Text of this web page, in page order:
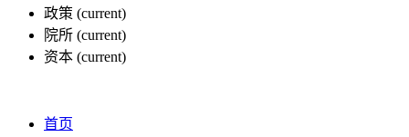
政策 (current)
院所 (current)
资本 (current)
首页